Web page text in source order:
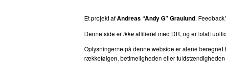
Et projekt afAndreas “Andy G” Graulund.
Denne side erikkeaffilieret med DR, og er totalt
Oplysningerne på denne webside er alene beregnet
rækkefølgen, betimeligheden eller fuldstændigheden